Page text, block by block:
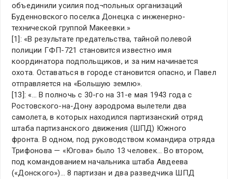
объединили усилия под¬польных организаций
Буденновского поселка Донецка с инженерно-
технической группой Макеевки.»
[1]: «В результате предательства, тайной полевой
полиции ГФП-721 становится известно имя
координатора подпольщиков, и за ним начинается
охота. Оставаться в городе становится опасно, и Павел
отправляется на «Большую землю».
[13]: «… В полночь с 30-го на 31-е мая 1943 года с
Ростовского-на-Дону аэродрома вылетели два
самолета, в которых находился партизанский отряд
штаба партизанского движения (ШПД) Южного
фронта. В одном, под руководством командира отряда
Трифонова — «Югова» было 13 человек… Во втором,
под командованием начальника штаба Авдеева
(«Донского»)… 8 партизан и два разведчика ШПД